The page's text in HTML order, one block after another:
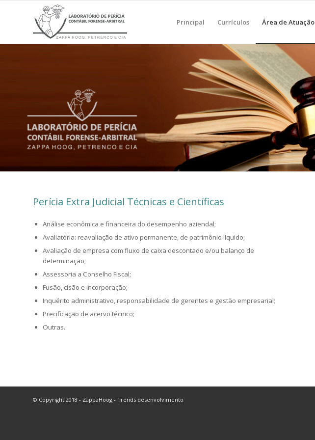
Principal Currículos Área de Atuação
Perícia Extra Judicial Técnicas e Científicas
Análise econômica e financeira do desempenho aziendal;
Avaliatória: reavaliação de ativo permanente, de patrimônio líquido;
Avaliação de empresa com fluxo de caixa descontado e/ou balanço de
determinação;
Assessoria a Conselho Fiscal;
Fusão, cisão e incorporação;
Inquérito administrativo, responsabilidade de gerentes e gestão empresarial;
Precificação de acervo técnico;
Outras.
© Copyright 2018 - ZappaHoog - Trends desenvolvimento